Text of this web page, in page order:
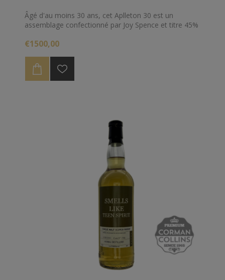
Âgé d'au moins 30 ans, cet Aplleton 30 est un
assemblage confectionné par Joy Spence et titre 45%
€1500,00